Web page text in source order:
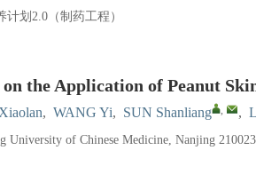
划2.0（制药工程）
on the Application of Peanut
, WANG Yi, SUN Shanliang , ,
University of Chinese Medicine, Nanjing